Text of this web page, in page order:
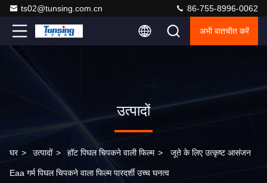
ts02@tunsing.com.cn 86-755-8996-0062
अभी बातचीत करें
उत्पादों
घर > उत्पादों > हॉट पिघल चिपकने वाली फिल्म > जूते के लिए उत्कृष्ट आसंजन
Eaa गर्म पिघल चिपकने वाला फिल्म पारदर्शी उच्च घनत्व